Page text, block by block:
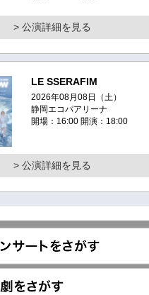
> 公演詳細を見る
LE SSERAFIM
2026年08月08日（土）
静岡エコパアリーナ
開場：16:00 開演：18:00
> 公演詳細を見る